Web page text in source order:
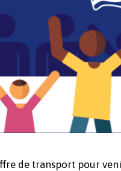
de transport pour